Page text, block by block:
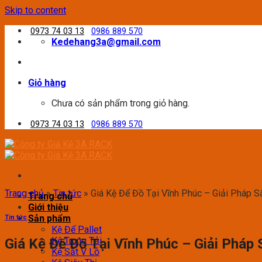
Skip to content
0973 74 03 13 0986 889 570
Kedehang3a@gmail.com
Giỏ hàng
Chưa có sản phẩm trong giỏ hàng.
0973 74 03 13 0986 889 570
Trang chủ
Giới thiệu
Sản phẩm
Kệ Để Pallet
Kệ Trung Tải
Kệ Sắt V Lỗ
Trang chủ»Tin tức » Giá Kệ Để Đồ Tại Vĩnh Phúc – Giải Pháp
Tin tức
Giá Kệ Để Đồ Tại Vĩnh Phúc – Giải Pháp